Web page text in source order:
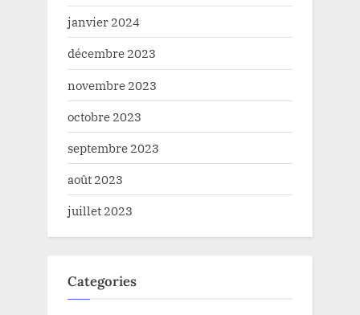
janvier 2024
décembre 2023
novembre 2023
octobre 2023
septembre 2023
août 2023
juillet 2023
Categories